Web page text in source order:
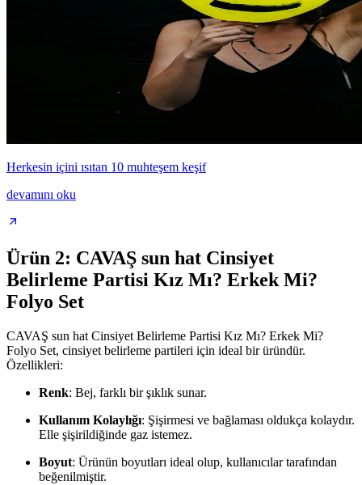
Herkesin içini ısıtan 10 muhteşem keşif
devamını oku
Ürün 2: CAVAŞ sun hat Cinsiyet
Belirleme Partisi Kız Mı? Erkek Mi?
Folyo Set
CAVAŞ sun hat Cinsiyet Belirleme Partisi Kız Mı? Erkek Mi?
Folyo Set, cinsiyet belirleme partileri için ideal bir üründür.
Özellikleri:
Renk: Bej, farklı bir şıklık sunar.
Kullanım Kolaylığı: Şişirmesi ve bağlaması oldukça kolaydır.
Elle şişirildiğinde gaz istemez.
Boyut: Ürünün boyutları ideal olup, kullanıcılar tarafından
beğenilmiştir.